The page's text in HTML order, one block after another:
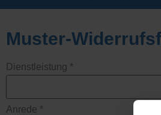
Muster-
Dienstleistung *
Anrede *